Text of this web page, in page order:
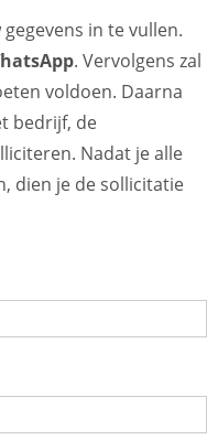
in te vullen.
. Vervolgens zal
voldoen. Daarna
bedrijf, de
Nadat je alle
dien je de sollicitatie